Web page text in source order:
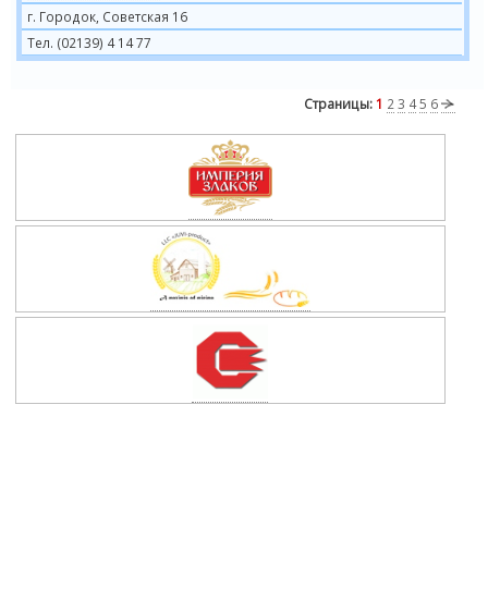
г. Городок, Советская 16
Тел. (02139) 4 14 77
Страницы: 1 2 3 45 6